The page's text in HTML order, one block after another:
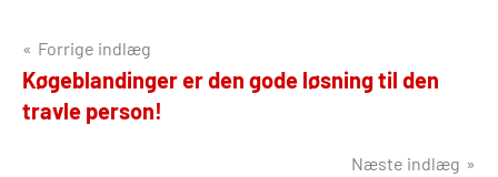
Indlægsnavigation
Forrige indlæg
Køgeblandinger er den gode løsning til den
travle person!
Næste indlæg